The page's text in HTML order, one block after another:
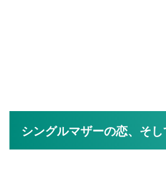
シングルマザーの恋、そ